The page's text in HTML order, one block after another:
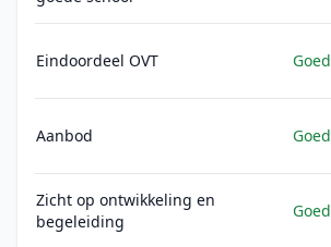
Eindoordeel OVT Goed
Aanbod Goed
Zicht op ontwikkeling en
begeleiding
Goed